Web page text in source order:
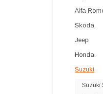
Alfa
Skoda
Jeep
Honda
Suzuki
Suzuki